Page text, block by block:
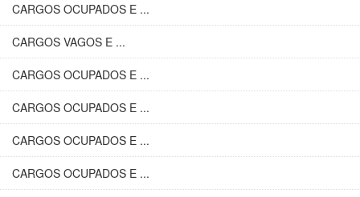
CARGOS OCUPADOS E ...
CARGOS VAGOS E ...
CARGOS OCUPADOS E ...
CARGOS OCUPADOS E ...
CARGOS OCUPADOS E ...
CARGOS OCUPADOS E ...